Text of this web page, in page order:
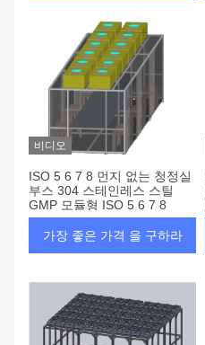
비디오
ISO 5 6 7 8 먼지 없는 청정실
부스 304 스테인레스 스틸
GMP 모듈형 ISO 5 6 7 8
가장 좋은 가격 을 구하라